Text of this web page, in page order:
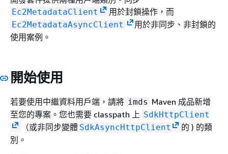
Ec2MetadataClient 用於封鎖操作，而
Ec2MetadataAsyncClient
用於非同步、非封鎖的
使用案例。
開始使用
若要使用中繼資料用戶端，請將 imds Maven 成品新增
至您的專案。您也需要 classpath 上 SdkHttpClient
（或非同步變體 SdkAsyncHttpClient
的 ) 的類
別。